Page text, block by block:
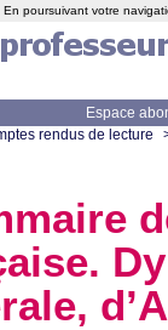
Espace
rendus de lecture
En poursuivant votre